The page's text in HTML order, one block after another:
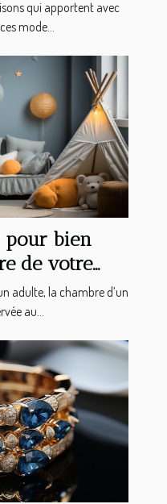
qui apportent avec
mode...
pour bien
de votre
adulte, la chambre d’un
au...